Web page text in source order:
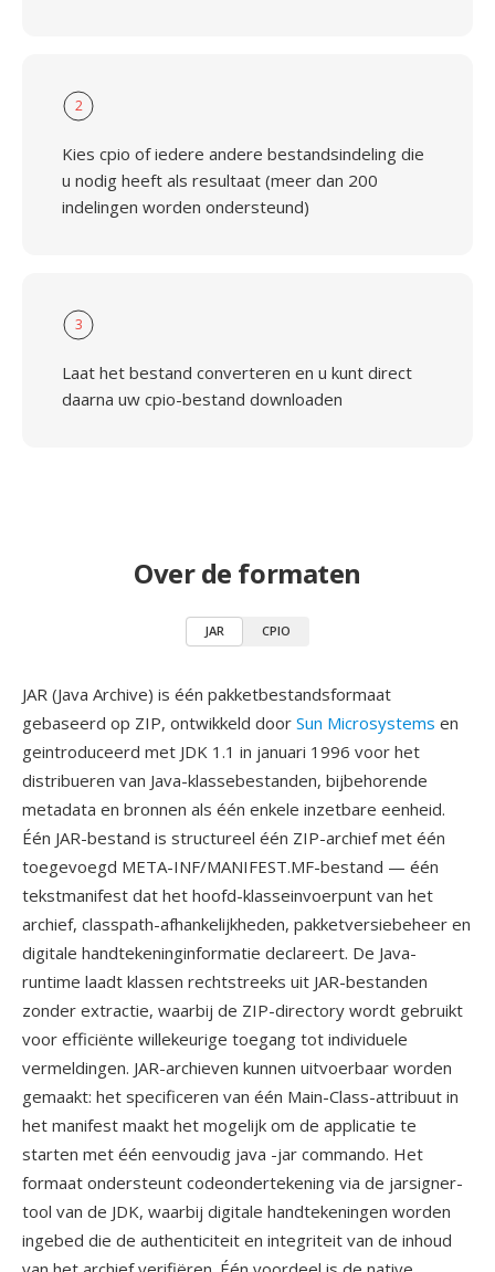
2
Kies cpio of iedere andere bestandsindeling die
u nodig heeft als resultaat (meer dan 200
indelingen worden ondersteund)
3
Laat het bestand converteren en u kunt direct
daarna uw cpio-bestand downloaden
Over de formaten
JAR CPIO
JAR (Java Archive) is één pakketbestandsformaat
gebaseerd op ZIP, ontwikkeld door Sun Microsystems en
geintroduceerd met JDK 1.1 in januari 1996 voor het
distribueren van Java-klassebestanden, bijbehorende
metadata en bronnen als één enkele inzetbare eenheid.
Één JAR-bestand is structureel één ZIP-archief met één
toegevoegd META-INF/MANIFEST.MF-bestand — één
tekstmanifest dat het hoofd-klasseinvoerpunt van het
archief, classpath-afhankelijkheden, pakketversiebeheer en
digitale handtekeninginformatie declareert. De Java-
runtime laadt klassen rechtstreeks uit JAR-bestanden
zonder extractie, waarbij de ZIP-directory wordt gebruikt
voor efficiënte willekeurige toegang tot individuele
vermeldingen. JAR-archieven kunnen uitvoerbaar worden
gemaakt: het specificeren van één Main-Class-attribuut in
het manifest maakt het mogelijk om de applicatie te
starten met één eenvoudig java -jar commando. Het
formaat ondersteunt codeondertekening via de jarsigner-
tool van de JDK, waarbij digitale handtekeningen worden
ingebed die de authenticiteit en integriteit van de inhoud